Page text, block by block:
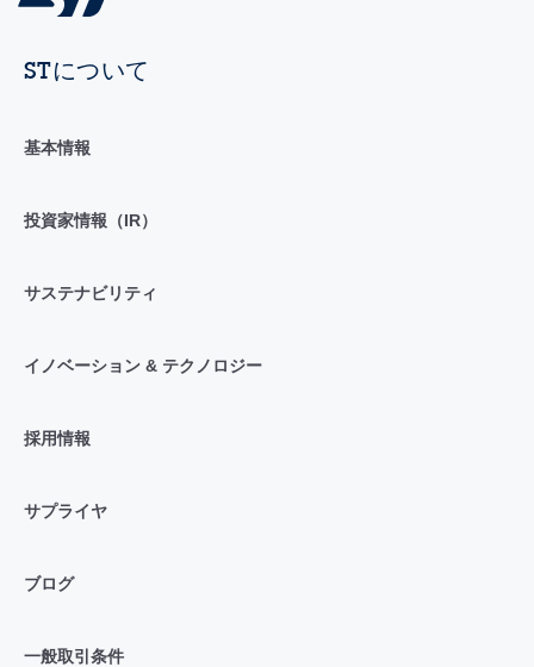
STについて
基本情報
投資家情報（IR）
サステナビリティ
イノベーション & テクノロジー
採用情報
サプライヤ
ブログ
一般取引条件